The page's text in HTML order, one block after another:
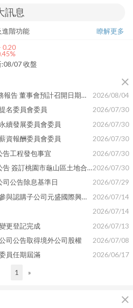
進階功能
瞭解更多
0.20
08/07 收盤
close
公告本公司115年第二季財務報告 董事會預計召開日期為115年08月12日
2026/08/04
名委員會委員
2026/07/30
續發展委員會委員
2026/07/30
資報酬委員會委員
2026/07/30
告工程發包事宜
2026/07/30
代子公司博元建設(股)公司公告 簽訂桃園市龜山區土地合建契約2026/07/30
司公告除息基準日
2026/07/29
公告本公司董事會決議通過參與認購子公司元盛國際興業股份有限公司 115年第二次現金增資
2026/07/14
2026/07/14
更登記完成
2026/07/13
司公告取得境外公司股權
2026/07/08
員任期屆滿
2026/06/17
1 »
close